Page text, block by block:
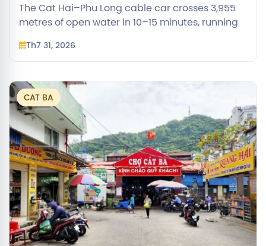
The Cat Hai–Phu Long cable car crosses 3,955
metres of open water in 10–15 minutes, running
ticket prices and how it compares to the ferry.
Th7 31, 2026
CAT BA